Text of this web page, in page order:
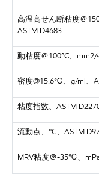
高温高せん断粘度＠
ASTM D4683
動粘度＠100°C、mm2/
密度@15.6℃、g/ml、
粘度指数、ASTM
流動点、°C、ASTM
MRV粘度＠-35℃、